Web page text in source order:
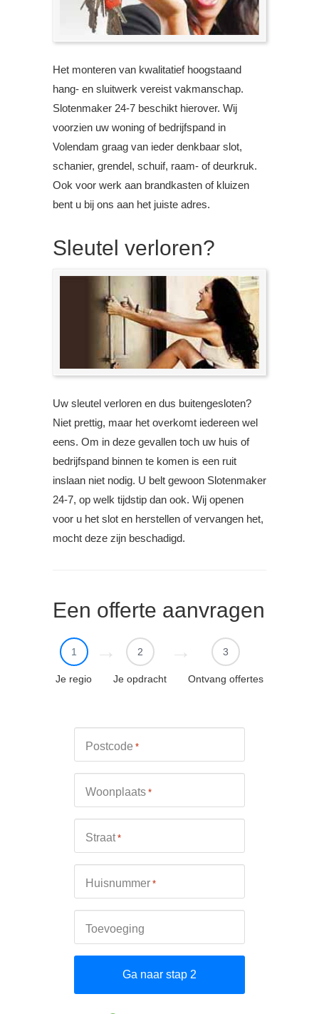
Het monteren van kwalitatief hoogstaand
hang- en sluitwerk vereist vakmanschap.
Slotenmaker 24-7 beschikt hierover. Wij
voorzien uw woning of bedrijfspand in
Volendam graag van ieder denkbaar slot,
schanier, grendel, schuif, raam- of deurkruk.
Ook voor werk aan brandkasten of kluizen
bent u bij ons aan het juiste adres.
Sleutel verloren?
Uw sleutel verloren en dus buitengesloten?
Niet prettig, maar het overkomt iedereen wel
eens. Om in deze gevallen toch uw huis of
bedrijfspand binnen te komen is een ruit
inslaan niet nodig. U belt gewoon Slotenmaker
24-7, op welk tijdstip dan ook. Wij openen
voor u het slot en herstellen of vervangen het,
mocht deze zijn beschadigd.
Een offerte aanvragen
1
Je regio
2
Je opdracht
3
Ontvang offertes
Postcode *
Woonplaats *
Straat *
Huisnummer *
Toevoeging